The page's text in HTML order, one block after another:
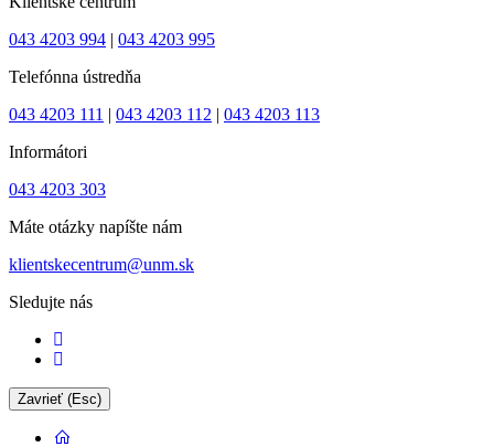
043 4203 994 | 043 4203 995
Telefónna ústredňa
043 4203 111 | 043 4203 112 | 043 4203 113
Informátori
043 4203 303
Máte otázky napíšte nám
klientskecentrum@unm.sk
Sledujte nás
Zavrieť (Esc)